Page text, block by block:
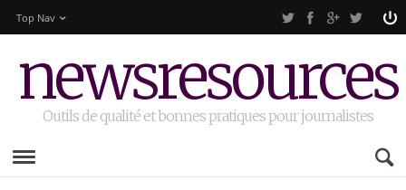
Top Nav
newsresources
Outils de qualité et bonnes pratiques pour journalistes